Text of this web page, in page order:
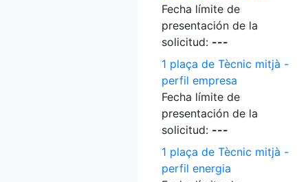
Fecha límite de
presentación de la
solicitud: ---
1 plaça de Tècnic mitjà -
perfil empresa
Fecha límite de
presentación de la
solicitud: ---
1 plaça de Tècnic mitjà -
perfil energia